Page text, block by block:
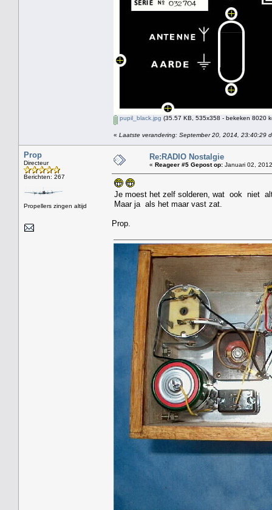
pupil_black.jpg (35.57 KB, 535x358 - bekeken 8020
« Laatste verandering: September 20, 2014, 23:40:29
Prop
Directeur
Berichten: 267
Propellers zingen altijd
Re:RADIO Nostalgie
« Reageer #5 Gepost op: Januari 02,
Je moest het zelf solderen, wat ook niet
Maar ja als het maar vast zat.
Prop.